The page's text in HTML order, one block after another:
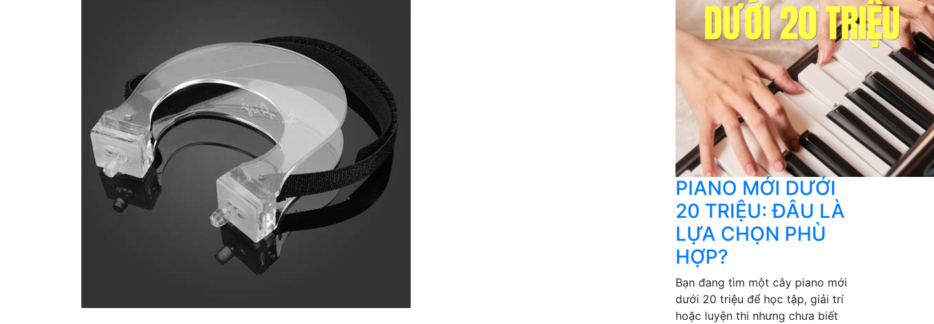
PIANO MỚI DƯỚI
20 TRIỆU: ĐÂU LÀ
LỰA CHỌN PHÙ
HỢP?
Bạn đang tìm một cây piano mới
dưới 20 triệu để học tập, giải trí
hoặc luyện thi nhưng chưa biết